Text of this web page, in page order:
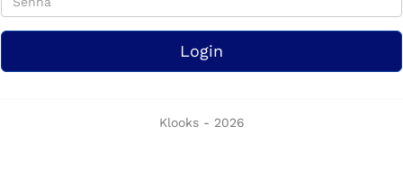
Login
Klooks - 2026